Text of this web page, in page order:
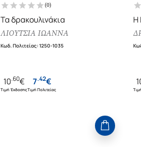
(0)
Τα δρακουλινάκια
ΛΙΟΥΤΣΙΑ ΙΩΑΝΝΑ
Κωδ. Πολιτείας:1250-1035
10.60€
Τιμή Έκδοσης
7.42€
Τιμή Πολιτείας
Η